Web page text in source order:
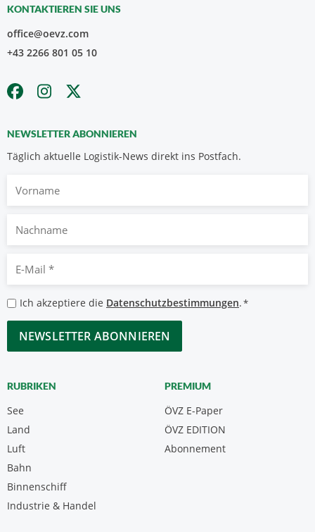
KONTAKTIEREN SIE UNS
office@oevz.com
+43 2266 801 05 10
NEWSLETTER ABONNIEREN
Täglich aktuelle Logistik-News direkt ins Postfach.
Nachname
Mail
*
Datenschutzbestimmungen
*
Ich akzeptiere die Datenschutzbestimmungen.*
CAPTCHA
RUBRIKEN
See
Land
Luft
Bahn
Binnenschiff
Industrie & Handel
PREMIUM
ÖVZ E-Paper
Abonnement
ÖVZ EDITION